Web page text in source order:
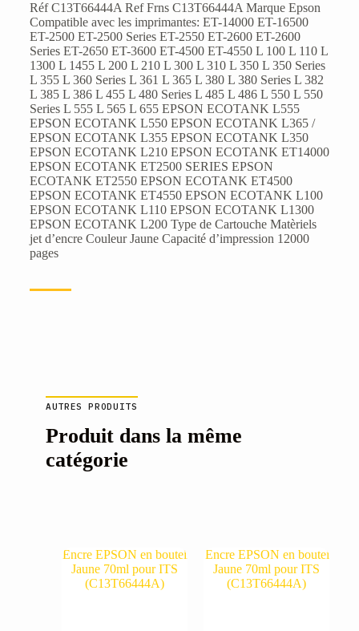
Réf C13T66444A Ref Frns C13T66444A Marque Epson
Compatible avec les imprimantes: ET-14000 ET-16500
ET-2500 ET-2500 Series ET-2550 ET-2600 ET-2600
Series ET-2650 ET-3600 ET-4500 ET-4550 L 100 L 110 L
1300 L 1455 L 200 L 210 L 300 L 310 L 350 L 350 Series
L 355 L 360 Series L 361 L 365 L 380 L 380 Series L 382
L 385 L 386 L 455 L 480 Series L 485 L 486 L 550 L 550
Series L 555 L 565 L 655 EPSON ECOTANK L555
EPSON ECOTANK L550 EPSON ECOTANK L365 /
EPSON ECOTANK L355 EPSON ECOTANK L350
EPSON ECOTANK L210 EPSON ECOTANK ET14000
EPSON ECOTANK ET2500 SERIES EPSON
ECOTANK ET2550 EPSON ECOTANK ET4500
EPSON ECOTANK ET4550 EPSON ECOTANK L100
EPSON ECOTANK L110 EPSON ECOTANK L1300
EPSON ECOTANK L200 Type de Cartouche Matèriels
jet d’encre Couleur Jaune Capacité d’impression 12000
pages
AUTRES PRODUITS
Produit dans la même
catégorie